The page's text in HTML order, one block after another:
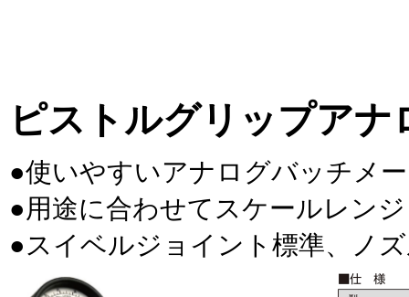
ピストルグリップア
●使いやすいアナログバッチメ
●用途に合わせてスケールレン
●スイベルジョイント標準、ノ